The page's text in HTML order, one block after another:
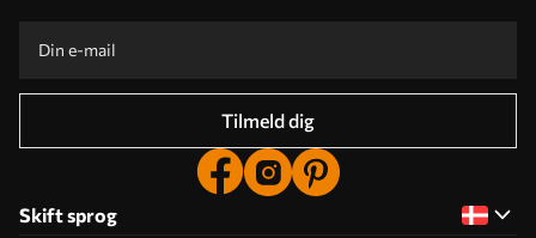
Tilmeld dig
Skift sprog